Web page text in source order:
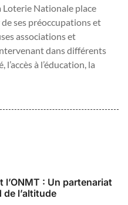
Loterie Nationale place
ses préoccupations et
associations et
dans différents
à l’éducation, la
l’ONMT : Un partenariat
de l’altitude